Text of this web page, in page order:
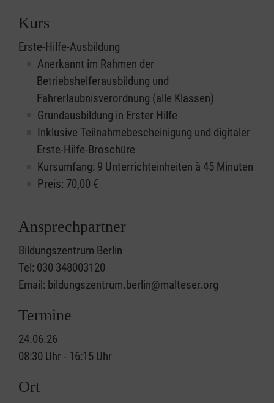
Kurs
Erste-Hilfe-Ausbildung
Anerkannt im Rahmen der
Betriebshelferausbildung und
Fahrerlaubnisverordnung (alle Klassen)
Grundausbildung in Erster Hilfe
Inklusive Teilnahmebescheinigung und digitaler
Erste-Hilfe-Broschüre
Kursumfang: 9 Unterrichteinheiten à 45 Minuten
Preis: 70,00 €
Ansprechpartner
Bildungszentrum Berlin
Tel: 030 348003120
Email: bildungszentrum.berlin@malteser.org
Termine
24.06.26
08:30 Uhr - 16:15 Uhr
Ort